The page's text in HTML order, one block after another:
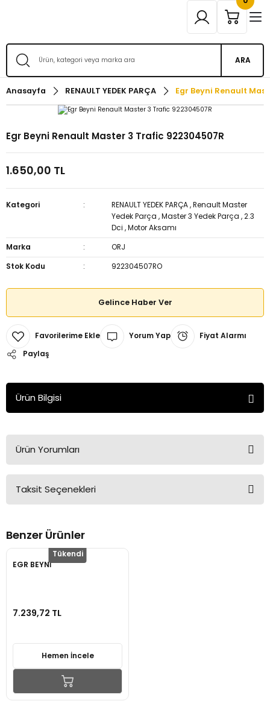
ARA
Anasayfa RENAULT YEDEK PARÇA Egr Beyni Renault
Egr Beyni Renault Master 3 Trafic 922304507R
1.650,00 TL
Kategori RENAULT YEDEK PARÇA ,Renault Master
Yedek Parça ,Master 3 Yedek Parça ,2.3
Dci ,Motor Aksamı
Marka
ORJ
Stok Kodu
922304507RO
Gelince Haber Ver
Yorum Yap
Fiyat Alarmı
Paylaş
Ürün Bilgisi
Ürün Yorumları
Bu ürüne ilk yorumu siz yapın!
Taksit Seçenekleri
Benzer Ürünler
Tükendi
EGR BEYNİ
7.239,72 TL
Hemen İncele